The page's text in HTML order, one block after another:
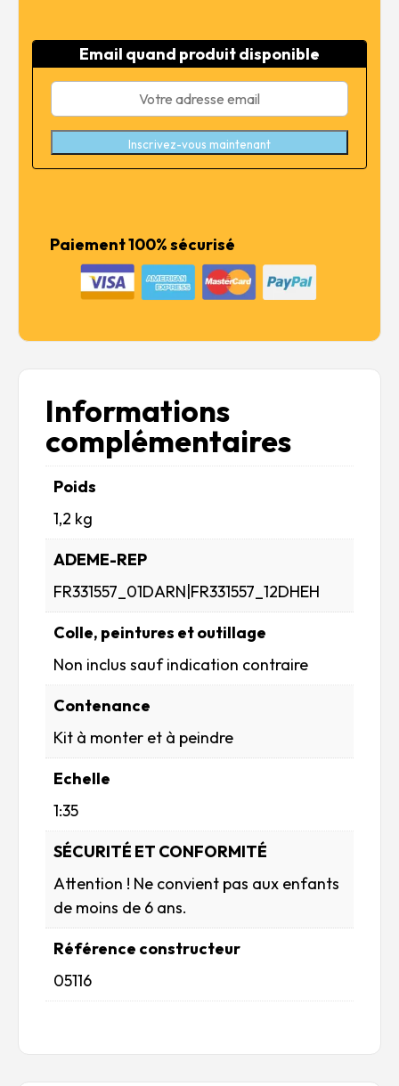
était :
65,99 €.
est :
52,79 €.
Email quand produit disponible
Inscrivez-vous maintenant
Paiement 100% sécurisé
Informations
complémentaires
Poids
1,2 kg
ADEME-REP
FR331557_01DARN|FR331557_12DHEH
Colle, peintures et outillage
Non inclus sauf indication contraire
Contenance
Kit à monter et à peindre
Echelle
1:35
SÉCURITÉ ET CONFORMITÉ
Attention ! Ne convient pas aux enfants
de moins de 6 ans.
Référence constructeur
05116